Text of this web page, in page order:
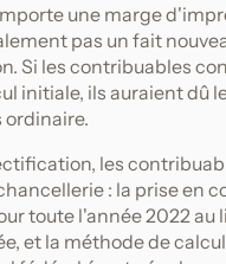
une marge
pas un fait
Si les contribuables
initiale, ils auraient dû
ordinaire.
les
: la prise en
toute l'année 2022 au
et la méthode de